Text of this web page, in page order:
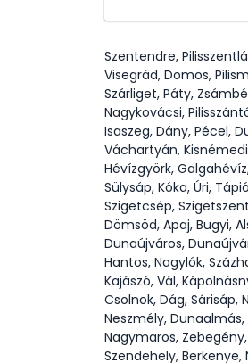
Szentendre,
Visegrád, Dömös,
Szárliget, Páty,
Nagykovácsi,
Isaszeg, Dány, Pécel,
Váchartyán,
Hévízgyörk,
Sülysáp, Kóka, Úri,
Szigetcsép,
Dömsöd, Apaj, Bugyi,
Dunaújváros,
Hantos, Nagylók,
Kajászó, Vál,
Csolnok, Dág,
Neszmély, Dunaalmás,
Nagymaros,
Szendehely,